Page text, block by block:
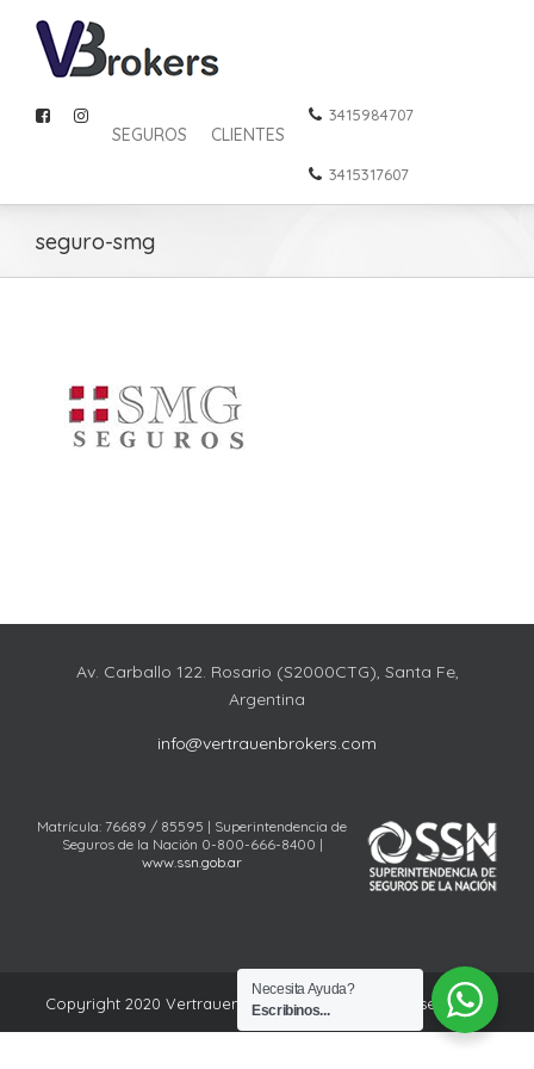
SEGUROS CLIENTES
3415984707
3415317607
seguro-smg
Av. Carballo 122. Rosario (S2000CTG), Santa Fe,
Argentina
info@vertrauenbrokers.com
Matrícula: 76689 / 85595 | Superintendencia de
Seguros de la Nación 0-800-666-8400 |
www.ssn.gob.ar
Copyright 2020 Vertrauen | Todos los derechos reservados
Necesita Ayuda?
Escribinos...